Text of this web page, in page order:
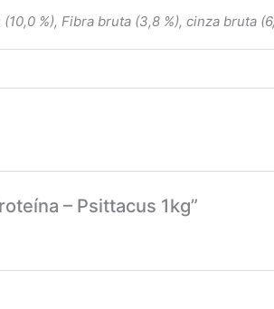
%), Fibra bruta (3,8 %), cinza bruta
– Psittacus 1kg”